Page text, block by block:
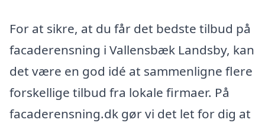
For at sikre, at du får det bedste tilbud på
facaderensning i Vallensbæk Landsby, kan
det være en god idé at sammenligne flere
forskellige tilbud fra lokale firmaer. På
facaderensning.dk gør vi det let for dig at